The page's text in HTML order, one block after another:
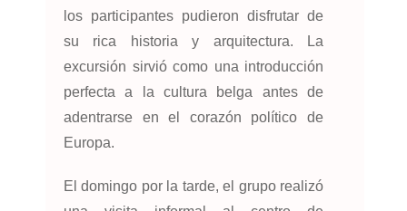
los participantes pudieron disfrutar de
su rica historia y arquitectura. La
excursión sirvió como una introducción
perfecta a la cultura belga antes de
adentrarse en el corazón político de
Europa.
El domingo por la tarde, el grupo realizó